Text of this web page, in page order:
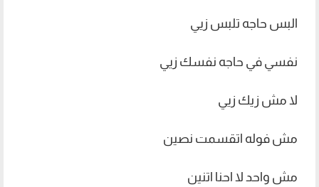
البس حاجه تلبس زيي
نفسي في حاجه نفسك زيي
لا مش زيك زيي
مش فوله اتقسمت نصين
مش واحد لا احنا اتنين